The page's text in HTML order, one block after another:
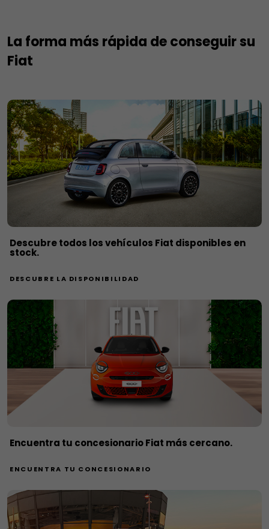
La forma más rápida de conseguir su
Fiat
Descubre todos los vehículos Fiat disponibles en
stock.
DESCUBRE LA DISPONIBILIDAD
Encuentra tu concesionario Fiat más cercano.
ENCUENTRA TU CONCESIONARIO